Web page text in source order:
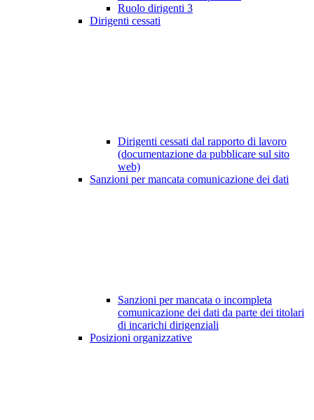
Ruolo dirigenti 3
Dirigenti cessati
Dirigenti cessati dal rapporto di lavoro
(documentazione da pubblicare sul sito
web)
Sanzioni per mancata comunicazione dei dati
Sanzioni per mancata o incompleta
comunicazione dei dati da parte dei titolari
di incarichi dirigenziali
Posizioni organizzative